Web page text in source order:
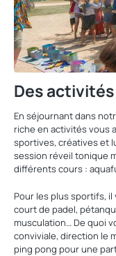
Des
En séjournant dans
riche en activités vous
sportives, créatives et
session réveil tonique
différents cours :
Pour les plus sportifs, il
court de padel,
musculation… De quoi
conviviale, direction le
ping pong pour une